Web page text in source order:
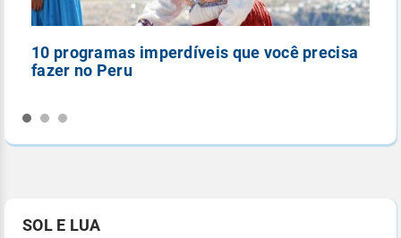
10 programas imperdíveis que você precisa
fazer no Peru
SOL E LUA